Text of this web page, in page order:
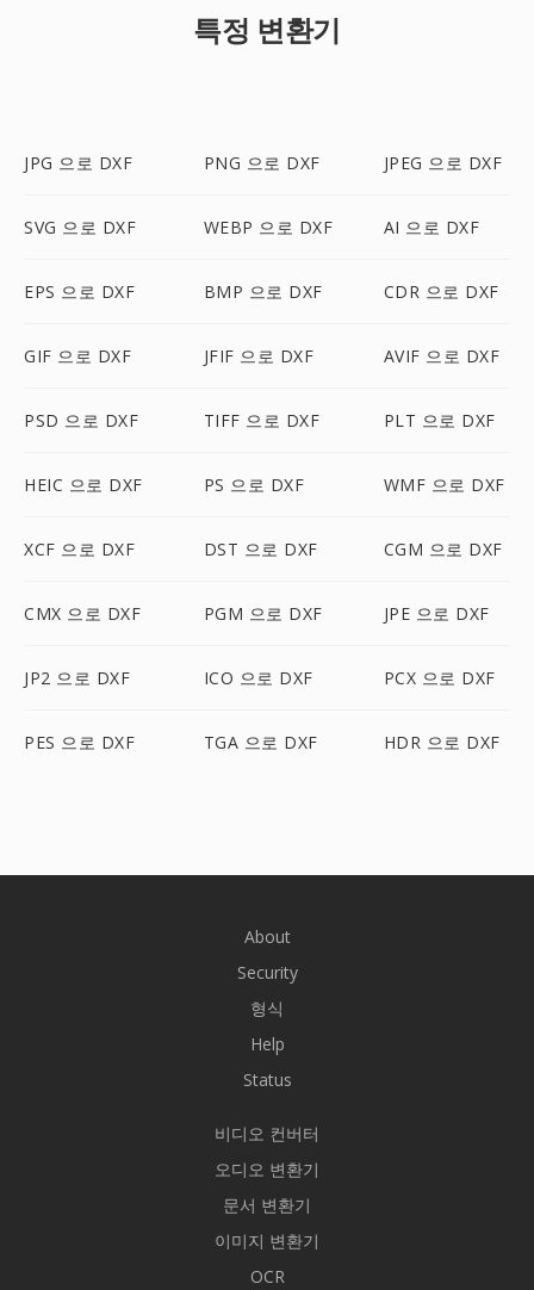
특정 변환기
JPG 으로 DXF PNG 으로 DXF JPEG 으로 DXF
SVG 으로 DXF WEBP 으로 DXF AI 으로 DXF
EPS 으로 DXF BMP 으로 DXF CDR 으로 DXF
GIF 으로 DXF JFIF 으로 DXF AVIF 으로 DXF
PSD 으로 DXF TIFF 으로 DXF PLT 으로 DXF
HEIC 으로 DXF PS 으로 DXF WMF 으로 DXF
XCF 으로 DXF DST 으로 DXF CGM 으로 DXF
CMX 으로 DXF PGM 으로 DXF JPE 으로 DXF
JP2 으로 DXF ICO 으로 DXF PCX 으로 DXF
PES 으로 DXF TGA 으로 DXF HDR 으로 DXF
About
Security
형식
Help
Status
비디오 컨버터
오디오 변환기
문서 변환기
이미지 변환기
OCR